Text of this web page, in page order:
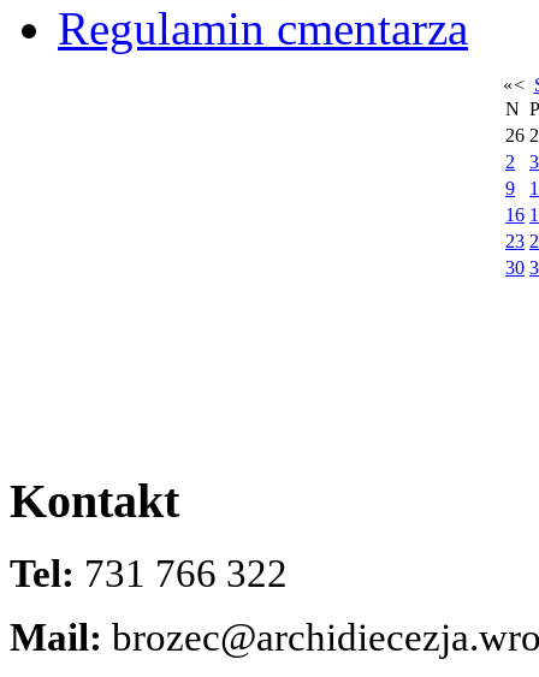
Regulamin cmentarza
«<
N P
26
2
3
9
16
23
30
Kontakt
Tel: 731 766 322
Mail: